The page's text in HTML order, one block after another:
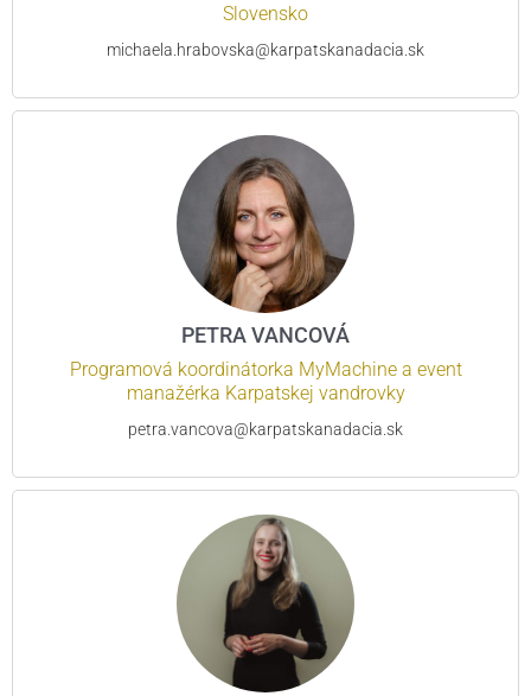
Slovensko
michaela.hrabovska@karpatskanadacia.sk
PETRA VANCOVÁ
Programová koordinátorka MyMachine a event
manažérka Karpatskej vandrovky
petra.vancova@karpatskanadacia.sk